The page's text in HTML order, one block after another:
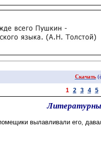
Скачать
1
2 3 4 5
вылавливали его,